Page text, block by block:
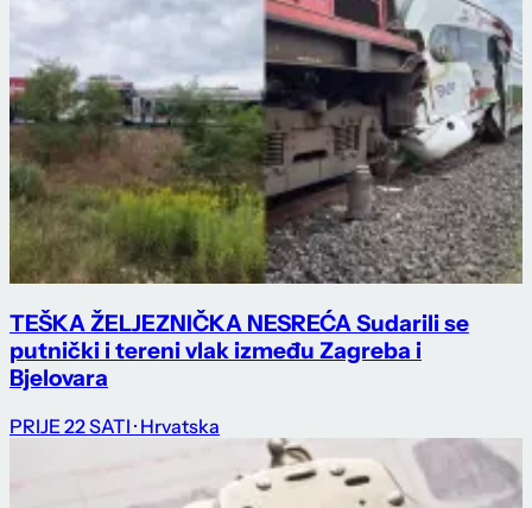
TEŠKA ŽELJEZNIČKA NESREĆA Sudarili se
putnički i tereni vlak između Zagreba i
Bjelovara
PRIJE 22 SATI · Hrvatska